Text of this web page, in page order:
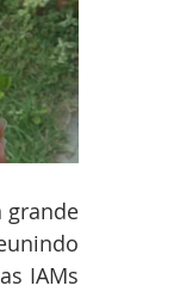
grande
IAMs